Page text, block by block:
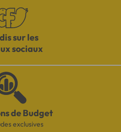
sur les
sociaux
de Budget
exclusives